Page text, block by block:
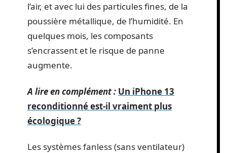
l’air, et avec lui des particules fines, de la
poussière métallique, de l’humidité. En
quelques mois, les composants
s’encrassent et le risque de panne
augmente.
A lire en complément : Un iPhone 13
reconditionné est-il vraiment plus
écologique ?
Les systèmes fanless (sans ventilateur)